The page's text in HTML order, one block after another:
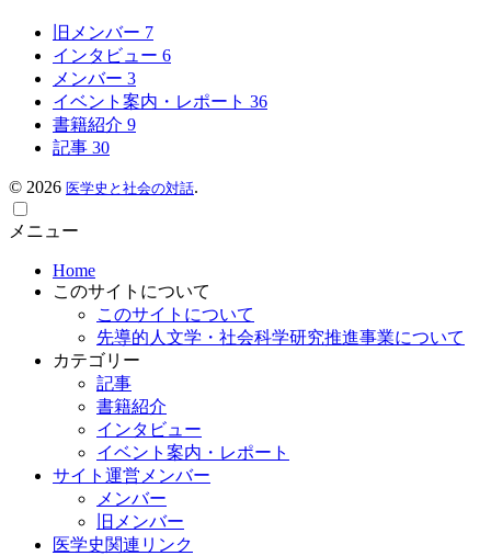
旧メンバー 7
インタビュー 6
メンバー 3
イベント案内・レポート 36
書籍紹介 9
記事 30
© 2026 医学史と社会の対話.
メニュー
Home
このサイトについて
このサイトについて
先導的人文学・社会科学研究推進事業について
カテゴリー
記事
書籍紹介
インタビュー
イベント案内・レポート
サイト運営メンバー
メンバー
旧メンバー
医学史関連リンク